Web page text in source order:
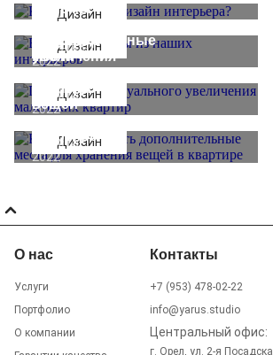
Дизайн
2022
Дизайн
наших
интерьеров
сентября
2022
Дизайн
Приемы
для
визуального
увеличения
маленьких
квартир
августа
2022
Дизайн
организовать
дополнительные
места
для
хранения
вещей
в
квартире
августа
2022
О нас
Услуги
Портфолио
О компании
Контакты
+7 (953) 478-02-22
info@yarus.studio
Центральный офис:
г. Орел, ул. 2-я